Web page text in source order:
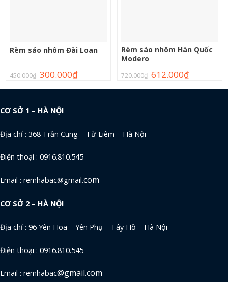
Rèm sáo nhôm Đài Loan
450.000₫ 300.000₫
Rèm sáo nhôm Hàn Quốc
Modero
720.000₫ 612.000₫
CƠ SỞ 1 – HÀ NỘI
Địa chỉ : 368 Trần Cung – Từ Liêm – Hà Nội
Điện thoại : 0916.810.545
Email : remhabac@gmail.com
CƠ SỞ 2 – HÀ NỘI
Địa chỉ : 96 Yên Hoa – Yên Phụ – Tây Hồ – Hà Nội
Điện thoại : 0916.810.545
Email : remhabac@gmail.com